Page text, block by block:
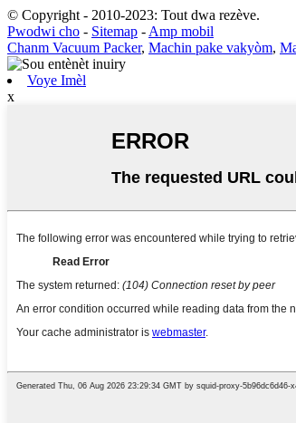
© Copyright - 2010-2023: Tout dwa rezève.
Pwodwi cho - Sitemap - Amp mobil
Chanm Vacuum Packer, Machin pake vakyòm,
Voye Imèl
x